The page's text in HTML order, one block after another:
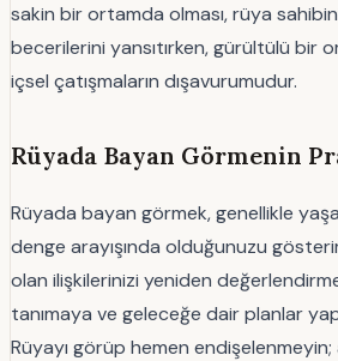
sakin bir ortamda olması, rüya
becerilerini yansıtırken, gürültülü bir
içsel çatışmaların dışavurumudur.
Rüyada Bayan Görmenin
Rüyada bayan görmek, genellikle
denge arayışında olduğunuzu
olan ilişkilerinizi yeniden
tanımaya ve geleceğe dair planlar
Rüyayı görüp hemen endişelenmeyin;